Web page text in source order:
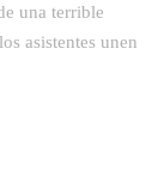
una terrible
asistentes unen